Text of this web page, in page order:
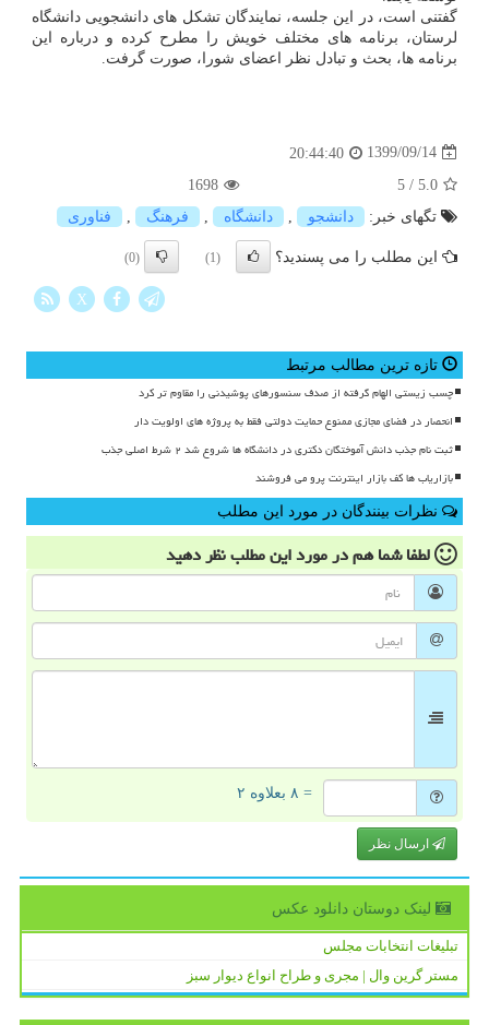
گفتنی است، در این جلسه، نمایندگان تشکل های دانشجویی دانشگاه
لرستان، برنامه های مختلف خویش را مطرح کرده و درباره این
برنامه ها، بحث و تبادل نظر اعضای شورا، صورت گرفت.
1399/09/14
20:44:40
5.0
/
5
1698
تگهای خبر:
دانشجو , دانشگاه , فرهنگ , فناوری
این مطلب را می پسندید؟ (1)
(0)
X
تازه ترین مطالب مرتبط
چسب زیستی الهام گرفته از صدف سنسورهای پوشیدنی را مقاوم تر کرد
انحصار در فضای مجازی ممنوع حمایت دولتی فقط به پروژه های اولویت دار
ثبت نام جذب دانش آموختگان دکتری در دانشگاه ها شروع شد ۲ شرط اصلی جذب
بازاریاب ها کف بازار اینترنت پرو می فروشند
نظرات بینندگان در مورد این مطلب
لطفا شما همدر مورد این مطلبنظر دهید
= ۸ بعلاوه ۲
ارسال نظر
لینک دوستان دانلود عكس
تبلیغات انتخابات مجلس
مستر گرین وال | مجری و طراح انواع دیوار سبز